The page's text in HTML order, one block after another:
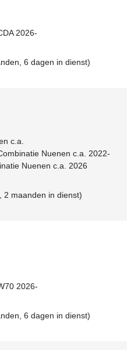
2026-
6 dagen in dienst)
c.a.
Nuenen c.a. 2022-
Nuenen c.a. 2026
2 maanden in dienst)
2026-
6 dagen in dienst)